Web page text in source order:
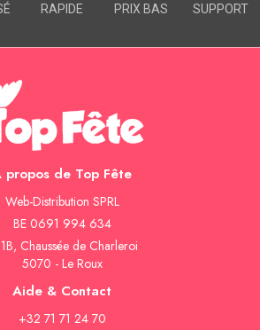
RAPIDE PRIX BAS SUPPORT
propos de Top Fête
Web-Distribution SPRL
BE 0691 994 634
Chaussée de Charleroi
5070 - Le Roux
Aide & Contact
+32 71 71 24 70